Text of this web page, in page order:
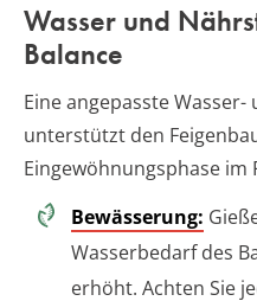
Wasser und
Balance
Eine angepasste
unterstützt den
Eingewöhnungsphase im
Bewässerung:
Wasserbedarf des
erhöht. Achten Sie